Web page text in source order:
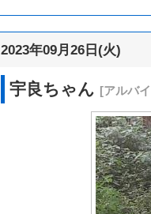
2023年09月26日(火)
宇良ちゃん [アルバ